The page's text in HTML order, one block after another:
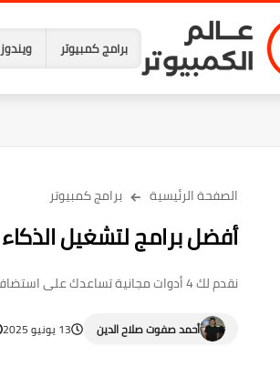
برامج كمبيوتر ويندوز
الصفحة الرئيسية برامج كمبيوتر
أفضل برامج لتشغيل
نقدم لك 4 أدوات مجانية تساعدك على استضافة نماذج الذكاء الاصطناعي محليًا على الكمبيوتر لتتمكن من استخدامها بدون إنترنت.
أحمد صفوت صلاح الدين 13 يونيو 2025